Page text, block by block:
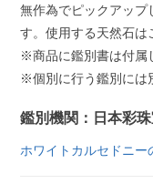
無作為でピックアップ
す。使用する天然石は
※商品に鑑別書は付属
※個別に行う鑑別には
鑑別機関：日本彩
ホワイトカルセドニー